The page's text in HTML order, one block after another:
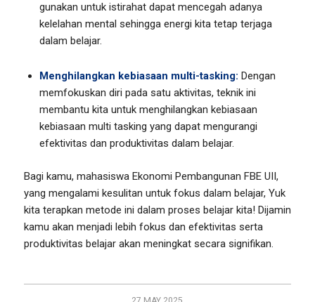
gunakan untuk istirahat dapat mencegah adanya
kelelahan mental sehingga energi kita tetap terjaga
dalam belajar.
Menghilangkan kebiasaan multi-tasking: Dengan
memfokuskan diri pada satu aktivitas, teknik ini
membantu kita untuk menghilangkan kebiasaan
kebiasaan multi tasking yang dapat mengurangi
efektivitas dan produktivitas dalam belajar.
Bagi kamu, mahasiswa Ekonomi Pembangunan FBE UII,
yang mengalami kesulitan untuk fokus dalam belajar, Yuk
kita terapkan metode ini dalam proses belajar kita! Dijamin
kamu akan menjadi lebih fokus dan efektivitas serta
produktivitas belajar akan meningkat secara signifikan.